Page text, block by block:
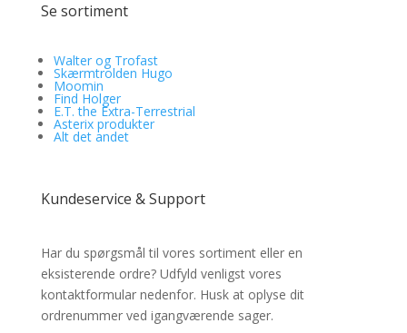
Se sortiment
Walter og Trofast
Skærmtrolden Hugo
Moomin
Find Holger
E.T. the Extra-Terrestrial
Asterix produkter
Alt det andet
Kundeservice & Support
Har du spørgsmål til vores sortiment eller en
eksisterende ordre? Udfyld venligst vores
kontaktformular nedenfor. Husk at oplyse dit
ordrenummer ved igangværende sager.